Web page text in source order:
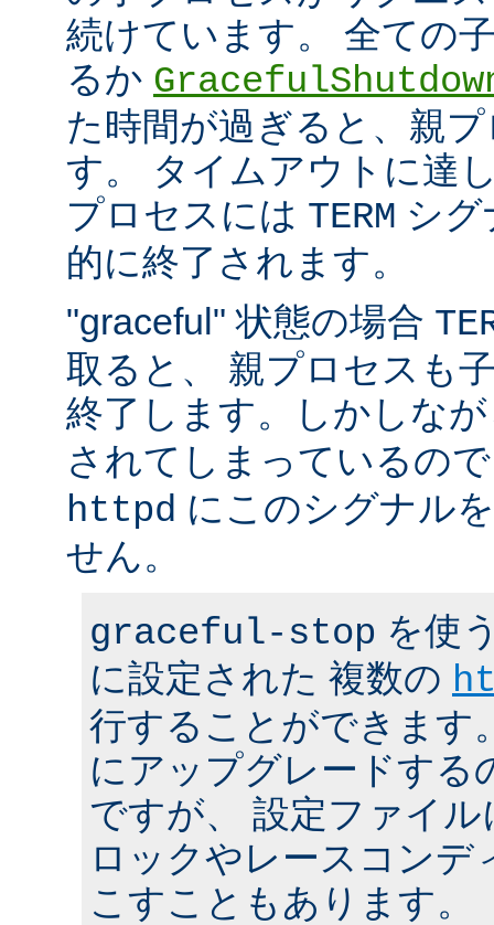
続けています。 全ての
るか
た時間が過ぎると、親
す。 タイムアウトに達
プロセスには TERM シ
的に終了されます。
"graceful" 状態の場合
取ると、 親プロセスも
終了します。しかしな
されてしまっているの
httpd にこのシグナル
せん。
graceful-stop を使
に設定された 複数の
行することができます
にアップグレードする
ですが、 設定ファイ
ロックやレースコンデ
こすこともあります。